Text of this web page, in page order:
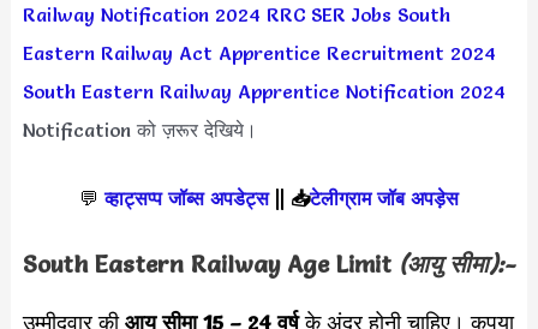
Railway Notification 2024 RRC SER Jobs South
Eastern Railway Act Apprentice Recruitment 2024
South Eastern Railway Apprentice Notification 2024
Notification को ज़रूर देखिये।
💬 व्हाट्सप्प जॉब्स अपडेट्स|| 📥टेलीग्राम जॉब अपड़ेस
South Eastern Railway Age Limit (आयु सीमा):-
उम्मीदवार कीआयु सीमा 15 – 24 वर्षके अंदर होनी चाहिए। कृपया